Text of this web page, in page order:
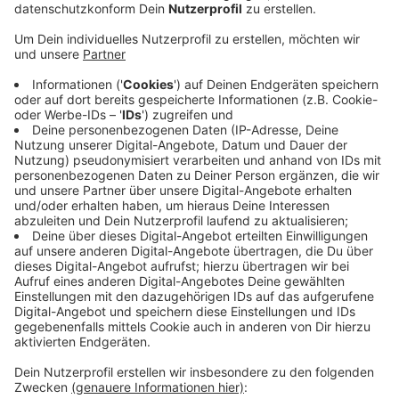
Montag, 12.06.2023 05:12
Die Stadt hat jetzt Schilder aufgestellt, die unter
anderem auch darauf hinweisen, dass Spaziergänger
keine Enten füttern sollen. Im letzten Jahr haben sich
Blaualgen gebildet - der Weiher hat daraufhin
angefangen zu stinken und Enten sind gestorben.
Daran konnte auch eine neugebaute
Wasserversorgung nichts ändern, so die Stadt. Jetzt
soll ein Labor untersuchen, wo das Problem genau
liegt. Die Kosten dafür teilen sich der Netteverband
und der NetteBetrieb - insgesamt sind es rund 9.000
Euro.
Anzeige